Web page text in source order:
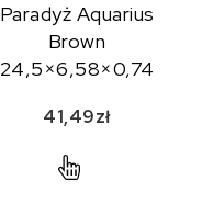
Paradyż Aquarius
Brown
24,5×6,58×0,74
41,49zł